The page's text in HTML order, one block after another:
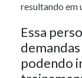
resultando em
Essa
podendo